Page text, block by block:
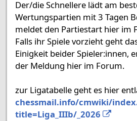
Der/die Schnellere lädt am
Wertungspartien mit 3 Tagen
meldet den Partiestart hier im
Falls ihr Spiele vorzieht geht
Einigkeit beider Spieler:innen,
der Meldung hier im Forum.
zur Ligatabelle geht es hier
chessmail.info/cmwiki/
title=Liga_IIIb/_2026